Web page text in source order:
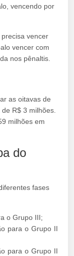
vencendo por
vencer
vencer com
nos pênaltis.
as oitavas de
R$ 3 milhões.
milhões em
do
fases
o Grupo III;
para o Grupo II
para o Grupo II